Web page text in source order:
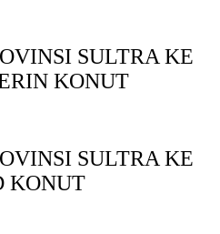
SULTRA KE
KONUT
SULTRA KE
KONUT